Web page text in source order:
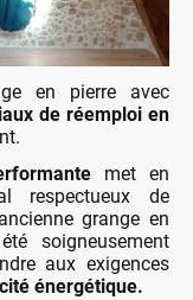
en pierre avec
de réemploi en
met en
respectueux de
grange en
soigneusement
aux exigences
énergétique.